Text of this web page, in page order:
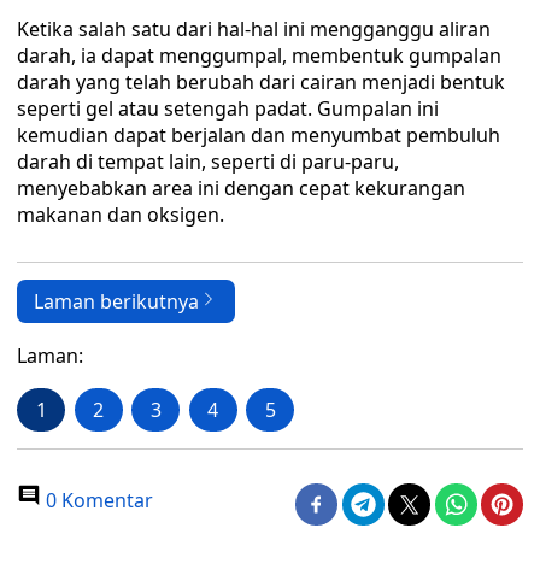
Ketika salah satu dari hal-hal ini mengganggu aliran
darah, ia dapat menggumpal, membentuk gumpalan
darah yang telah berubah dari cairan menjadi bentuk
seperti gel atau setengah padat. Gumpalan ini
kemudian dapat berjalan dan menyumbat pembuluh
darah di tempat lain, seperti di paru-paru,
menyebabkan area ini dengan cepat kekurangan
makanan dan oksigen.
Laman berikutnya
Laman:
1 2 3 4 5
0 Komentar